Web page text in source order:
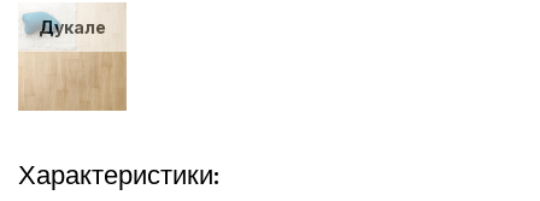
Дукале
Характеристики: